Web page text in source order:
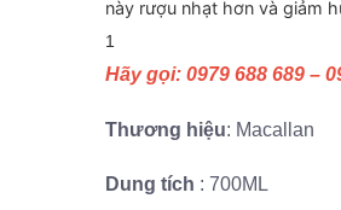
này rượu nhạt hơn và giảm
1
Hãy gọi: 0979 688 689 –
Thương hiệu: Macallan
Dung tích : 700ML